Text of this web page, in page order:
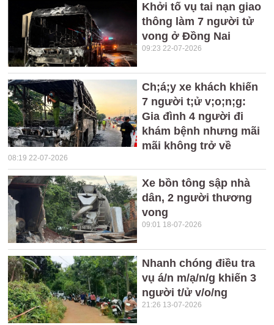
Khởi tố vụ tai nạn giao
thông làm 7 người tử
vong ở Đồng Nai
09:23 22-07-2026
Ch;á;y xe khách khiến
7 người t;ử v;o;n;g:
Gia đình 4 người đi
khám bệnh nhưng mãi
mãi không trở về
08:19 22-07-2026
Xe bồn tông sập nhà
dân, 2 người thương
vong
09:01 18-07-2026
Nhanh chóng điều tra
vụ á/n m/ạ/n/g khiến 3
người t/ử v/o/ng
21:26 13-07-2026